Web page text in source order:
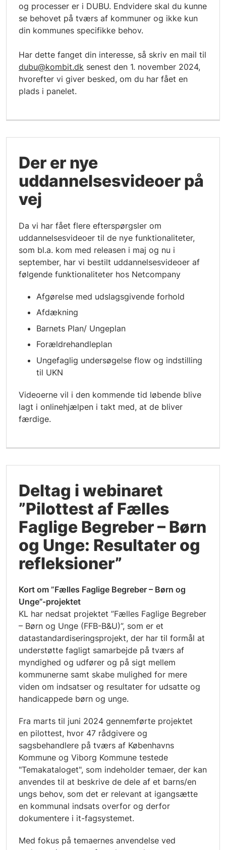
og processer er i DUBU. Endvidere skal du kunne
se behovet på tværs af kommuner og ikke kun
din kommunes specifikke behov.
Har dette fanget din interesse, så skriv en mail til
dubu@kombit.dk senest den 1. november 2024,
hvorefter vi giver besked, om du har fået en
plads i panelet.
Der er nye
uddannelsesvideoer på
vej
Da vi har fået flere efterspørgsler om
uddannelsesvideoer til de nye funktionaliteter,
som bl.a. kom med releasen i maj og nu i
september, har vi bestilt uddannelsesvideoer af
følgende funktionaliteter hos Netcompany
Afgørelse med udslagsgivende forhold
Afdækning
Barnets Plan/ Ungeplan
Forældrehandleplan
Ungefaglig undersøgelse flow og indstilling
til UKN
Videoerne vil i den kommende tid løbende blive
lagt i onlinehjælpen i takt med, at de bliver
færdige.
Deltag i webinaret
”Pilottest af Fælles
Faglige Begreber – Børn
og Unge: Resultater og
refleksioner”
Kort om ”Fælles Faglige Begreber – Børn og
Unge”-projektet
KL har nedsat projektet ”Fælles Faglige Begreber
– Børn og Unge (FFB-B&U)”, som er et
datastandardiseringsprojekt, der har til formål at
understøtte fagligt samarbejde på tværs af
myndighed og udfører og på sigt mellem
kommunerne samt skabe mulighed for mere
viden om indsatser og resultater for udsatte og
handicappede børn og unge.
Fra marts til juni 2024 gennemførte projektet
en pilottest, hvor 47 rådgivere og
sagsbehandlere på tværs af Københavns
Kommune og Viborg Kommune testede
"Temakataloget", som indeholder temaer, der kan
anvendes til at beskrive de dele af et barns/en
ungs behov, som det er relevant at igangsætte
en kommunal indsats overfor og derfor
dokumentere i it-fagsystemet.
Med fokus på temaernes anvendelse ved